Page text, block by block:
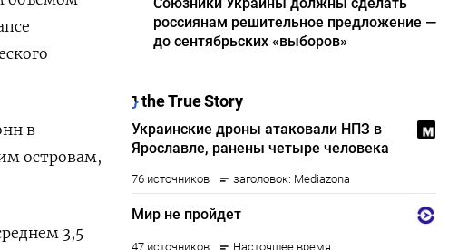
в
островам,
3,5
россиянам решительное предложение —
до сентябрьских «выборов»